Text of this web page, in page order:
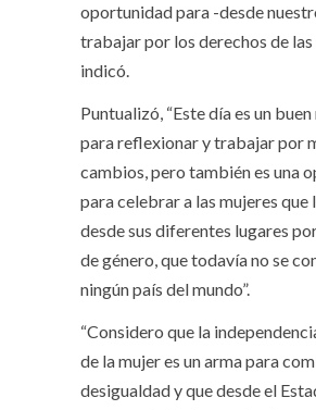
oportunidad para -desde
trabajar por los derechos de las
indicó.
Puntualizó, “Este día es un
para reflexionar y trabajar por
cambios, pero también es una
para celebrar a las mujeres que
desde sus diferentes lugares
de género, que todavía no se
ningún país del mundo”.
“Considero que la
de la mujer es un arma para
desigualdad y que desde el